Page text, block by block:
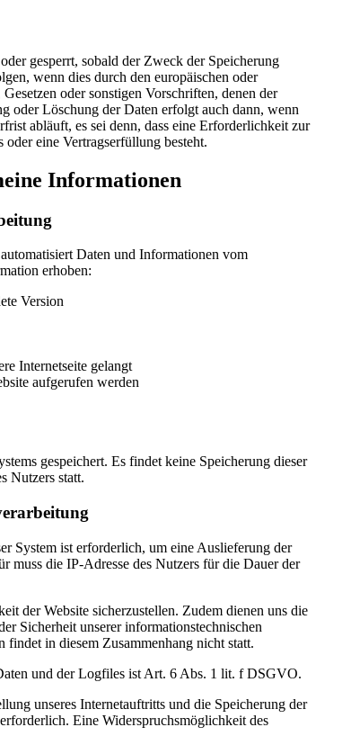
gesperrt, sobald der Zweck der Speicherung
wenn dies durch den europäischen oder
oder sonstigen Vorschriften, denen der
oder Löschung der Daten erfolgt auch dann, wenn
abläuft, es sei denn, dass eine Erforderlichkeit zur
eine Vertragserfüllung besteht.
Informationen
Daten und Informationen vom
erhoben:
Version
Internetseite gelangt
aufgerufen werden
gespeichert. Es findet keine Speicherung dieser
Nutzers statt.
System ist erforderlich, um eine Auslieferung der
muss die IP-Adresse des Nutzers für die Dauer der
der Website sicherzustellen. Zudem dienen uns die
Sicherheit unserer informationstechnischen
in diesem Zusammenhang nicht statt.
und der Logfiles ist Art. 6 Abs. 1 lit. f DSGVO.
unseres Internetauftritts und die Speicherung der
Eine Widerspruchsmöglichkeit des